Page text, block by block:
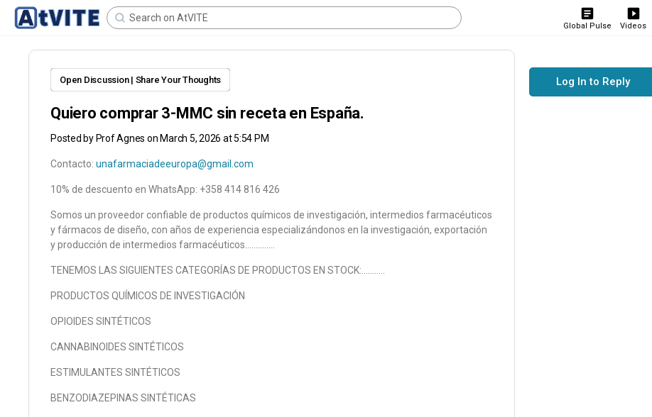
Global Pulse Videos
Open Discussion | Share Your Thoughts
Quiero comprar 3-MMC sin receta en España.
Posted by Prof Agnes on March 5, 2026 at 5:54 PM
Contacto: unafarmaciadeeuropa@gmail.com
10% de descuento en WhatsApp: +358 414 816 426
Somos un proveedor confiable de productos químicos de investigación, intermedios farmacéuticos
y fármacos de diseño, con años de experiencia especializándonos en la investigación, exportación
y producción de intermedios farmacéuticos…………..
TENEMOS LAS SIGUIENTES CATEGORÍAS DE PRODUCTOS EN STOCK:………..
PRODUCTOS QUÍMICOS DE INVESTIGACIÓN
OPIOIDES SINTÉTICOS
CANNABINOIDES SINTÉTICOS
ESTIMULANTES SINTÉTICOS
BENZODIAZEPINAS SINTÉTICAS
Log In to Reply